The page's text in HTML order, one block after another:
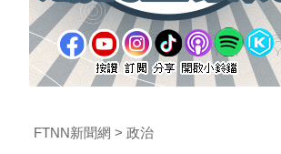
FTNN新聞網 政治